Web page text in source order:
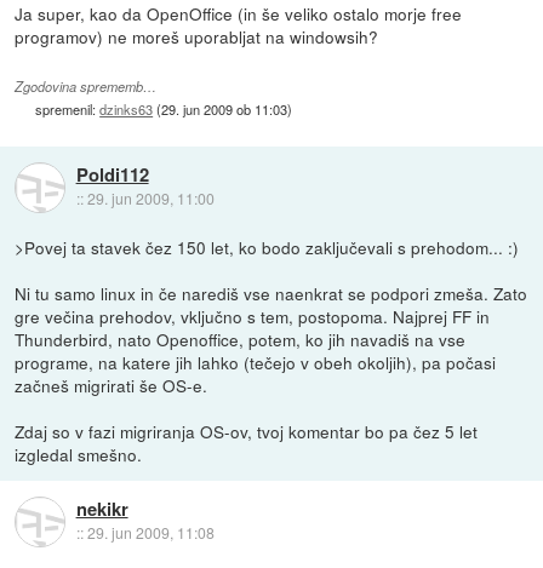
Ja super, kao da OpenOffice (in še veliko ostalo morje free
programov) ne moreš uporabljat na windowsih?
Zgodovina sprememb…
spremenil:dzinks63(29. jun 2009 ob 11:03)
Poldi112
::29. jun 2009, 11:00
>Povej ta stavek čez 150 let, ko bodo zaključevali s prehodom... :)
Ni tu samo linux in če narediš vse naenkrat se podpori zmeša. Zato
gre večina prehodov, vključno s tem, postopoma. Najprej FF in
Thunderbird, nato Openoffice, potem, ko jih navadiš na vse
programe, na katere jih lahko (tečejo v obeh okoljih), pa počasi
začneš migrirati še OS-e.
Zdaj so v fazi migriranja OS-ov, tvoj komentar bo pa čez 5 let
izgledal smešno.
nekikr
::29. jun 2009, 11:08